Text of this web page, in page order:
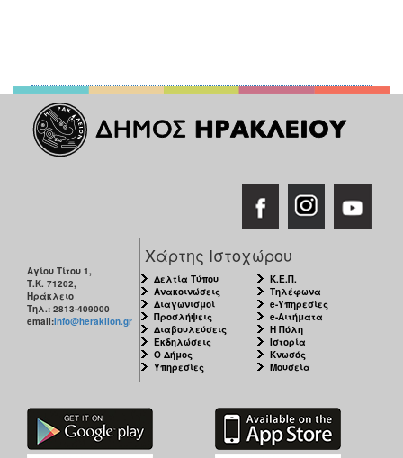
Αγίου Τίτου 1,
Τ.Κ. 71202,
Ηράκλειο
Τηλ.: 2813-409000
email:info@heraklion.gr
Χάρτης Ιστοχώρου
Δελτία Τύπου
Ανακοινώσεις
Διαγωνισμοί
Προσλήψεις
Διαβουλεύσεις
Εκδηλώσεις
Ο Δήμος
Υπηρεσίες
Κ.Ε.Π.
Τηλέφωνα
e-Υπηρεσίες
e-Αιτήματα
Η Πόλη
Ιστορία
Κνωσός
Μουσεία